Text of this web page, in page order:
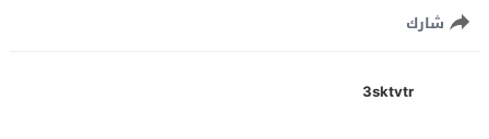
شارك
3sktvtr